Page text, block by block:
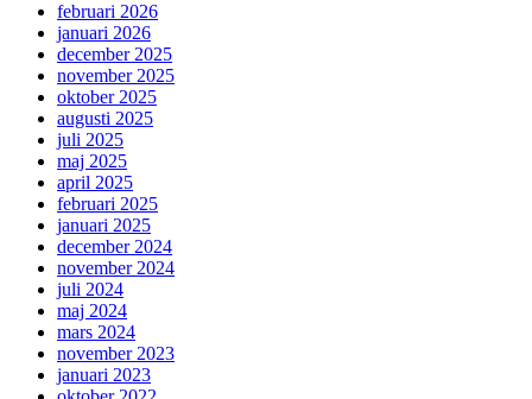
februari 2026
januari 2026
december 2025
november 2025
oktober 2025
augusti 2025
juli 2025
maj 2025
april 2025
februari 2025
januari 2025
december 2024
november 2024
juli 2024
maj 2024
mars 2024
november 2023
januari 2023